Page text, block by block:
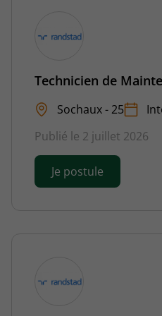
Technicien de
Sochaux - 25
Publié le 2 juillet 2026
Je postule